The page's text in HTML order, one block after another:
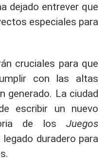
dejado entrever que
especiales para
cruciales para que
con las altas
generado. La ciudad
escribir un nuevo
de los Juegos
duradero para